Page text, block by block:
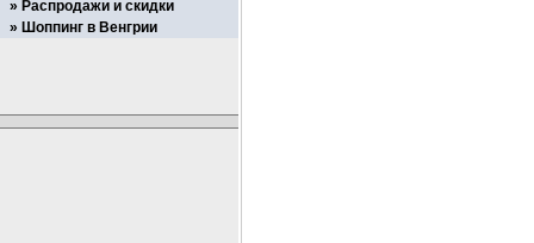
Распродажи и скидки
Шоппинг в Венгрии